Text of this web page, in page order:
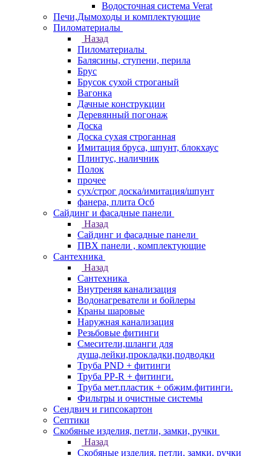
Водосточная система Verat
Печи,Дымоходы и комплектующие
Пиломатериалы
Назад
Пиломатериалы
Балясины, ступени, перила
Брус
Брусок сухой строганый
Вагонка
Дачные конструкции
Деревянный погонаж
Доска
Доска сухая строганная
Имитация бруса, шпунт, блокхаус
Плинтус, наличник
Полок
прочее
сух/строг доска/имитация/шпунт
фанера, плита Осб
Сайдинг и фасадные панели
Назад
Сайдинг и фасадные панели
ПВХ панели , комплектующие
Сантехника
Назад
Сантехника
Внутреняя канализация
Водонагреватели и бойлеры
Краны шаровые
Наружная канализация
Резьбовые фитинги
Смесители,шланги для
душа,лейки,прокладки,подводки
Труба PND + фитинги
Труба PP-R + фитинги.
Труба мет.пластик + обжим.фитинги.
Фильтры и очистные системы
Сендвич и гипсокартон
Септики
Скобяные изделия, петли, замки, ручки
Назад
Скобяные изделия, петли, замки, ручки